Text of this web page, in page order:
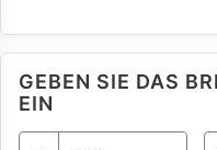
GEBEN SIE DAS
EIN